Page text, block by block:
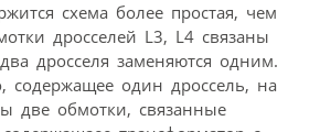
схема более простая, чем
дросселей L3, L4 связаны
дросселя заменяются одним.
содержащее один дроссель, на
две обмотки, связанные